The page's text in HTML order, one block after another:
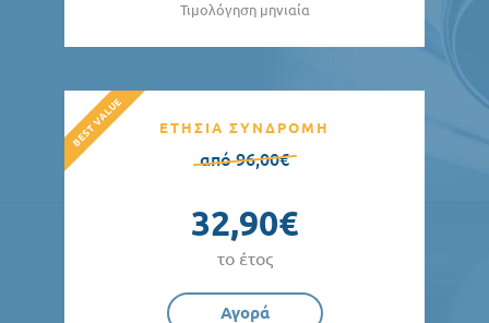
Τιμολόγηση μηνιαία
ΕΤΗΣΙΑ ΣΥΝΔΡΟΜΗ
από 96,00€
32,90€
το έτος
Αγορά